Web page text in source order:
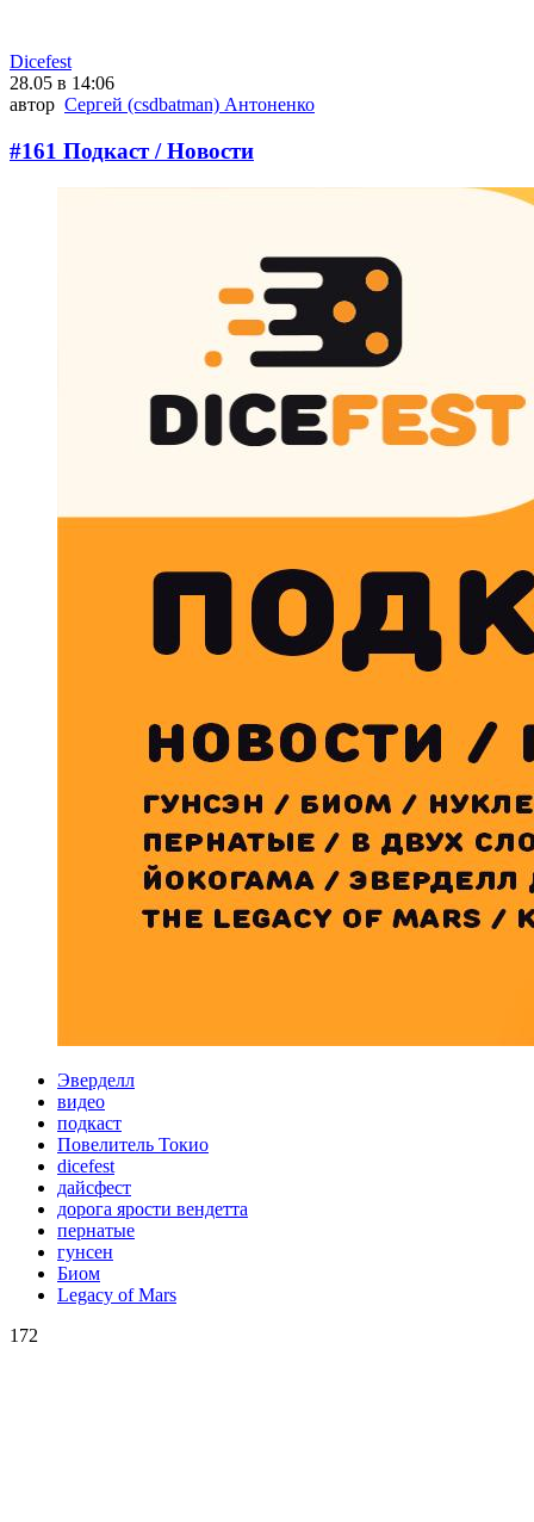
Dicefest
28.05 в 14:06
автор Сергей (csdbatman) Антоненко
#161 Подкаст / Новости
Эверделл
видео
подкаст
Повелитель Токио
dicefest
дайсфест
дорога ярости вендетта
пернатые
гунсен
Биом
Legacy of Mars
172